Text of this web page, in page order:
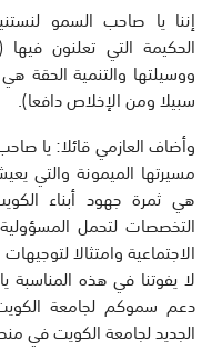
إننا يا صاحب السمو
الحكيمة التي تعلنون
ووسيلتها والتنمية الحقة
سبيلا ومن الإخلاص دافعا).
وأضاف العازمي قائلا: يا
مسيرتها الميمونة والتي
هي ثمرة جهود أبناء
التخصصات لتحمل
الاجتماعية وامتثالا
لا يفوتنا في هذه المناسبة
دعم سموكم لجامعة
الجديد لجامعة الكويت في